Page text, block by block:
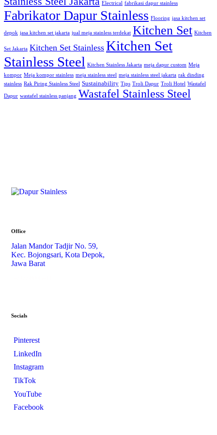
Electrical fabrikasi dapur stainless
Fabrikator Dapur Stainless Flooring jasa kitchen set
depok jasa kitchen set jakarta jual meja stainless terdekat Kitchen Set Kitchen
Set Jakarta Kitchen Set Stainless Kitchen Set
Stainless Steel Kitchen Stainless Jakarta meja dapur custom Meja
kompor Meja kompor stainless meja stainless steel meja stainless steel jakarta rak dinding
stainless Rak Piring Stainless Steel Sustainability Tips Troli Dapur Troli Hotel Wastafel
Dapur wastafel stainless panjang Wastafel Stainless Steel
Office
Jalan Mandor Tadjir No. 59,
Kec. Bojongsari, Kota Depok,
Jawa Barat
Socials
Pinterest
LinkedIn
Instagram
TikTok
YouTube
Facebook